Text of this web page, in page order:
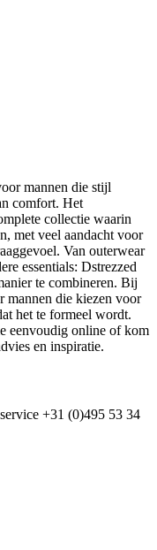
mannen die stijl
comfort. Het
collectie waarin
met veel aandacht voor
Van outerwear
essentials: Dstrezzed
te combineren. Bij
die kiezen voor
het te formeel wordt.
eenvoudig online of kom
en inspiratie.
+31 (0)495 53 34